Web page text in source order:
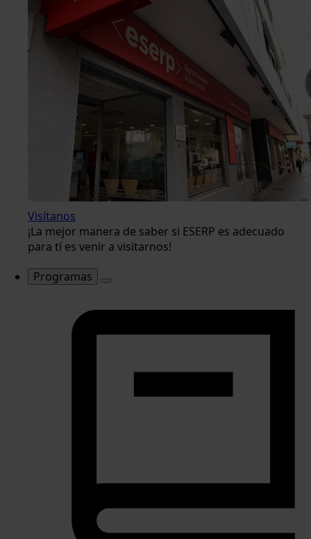
Visítanos
¡La mejor manera de saber si ESERP es adecuado
para tí es venir a visitarnos!
Programas